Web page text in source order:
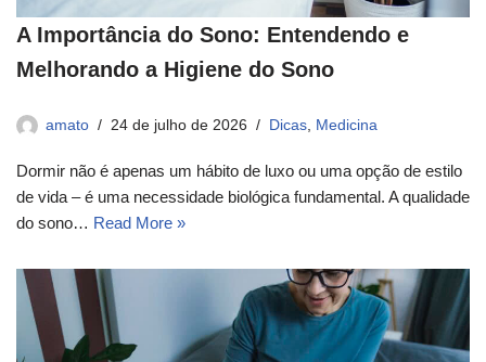
A Importância do Sono: Entendendo e
Melhorando a Higiene do Sono
amato 24 de julho de 2026 Dicas, Medicina
Dormir não é apenas um hábito de luxo ou uma opção de estilo
de vida – é uma necessidade biológica fundamental. A qualidade
do sono… Read More »